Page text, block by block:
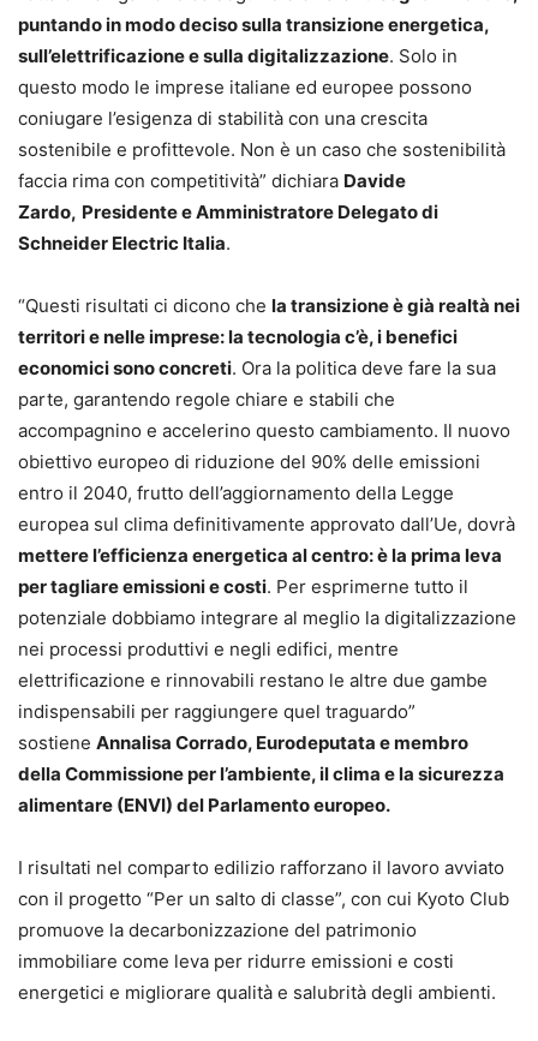
puntando in modo deciso sulla transizione energetica,
sull’elettrificazione e sulla digitalizzazione. Solo in
questo modo le imprese italiane ed europee possono
coniugare l’esigenza di stabilità con una crescita
sostenibile e profittevole. Non è un caso che sostenibilità
faccia rima con competitività” dichiara Davide
Zardo, Presidente e Amministratore Delegato di
Schneider Electric Italia.
“Questi risultati ci dicono che la transizione è già realtà nei
territori e nelle imprese: la tecnologia c’è, i benefici
economici sono concreti. Ora la politica deve fare la sua
parte, garantendo regole chiare e stabili che
accompagnino e accelerino questo cambiamento. Il nuovo
obiettivo europeo di riduzione del 90% delle emissioni
entro il 2040, frutto dell’aggiornamento della Legge
europea sul clima definitivamente approvato dall’Ue, dovrà
mettere l’efficienza energetica al centro: è la prima leva
per tagliare emissioni e costi. Per esprimerne tutto il
potenziale dobbiamo integrare al meglio la digitalizzazione
nei processi produttivi e negli edifici, mentre
elettrificazione e rinnovabili restano le altre due gambe
indispensabili per raggiungere quel traguardo”
sostiene Annalisa Corrado, Eurodeputata e membro
della Commissione per l’ambiente, il clima e la sicurezza
alimentare (ENVI) del Parlamento europeo.
I risultati nel comparto edilizio rafforzano il lavoro avviato
con il progetto “Per un salto di classe”, con cui Kyoto Club
promuove la decarbonizzazione del patrimonio
immobiliare come leva per ridurre emissioni e costi
energetici e migliorare qualità e salubrità degli ambienti.